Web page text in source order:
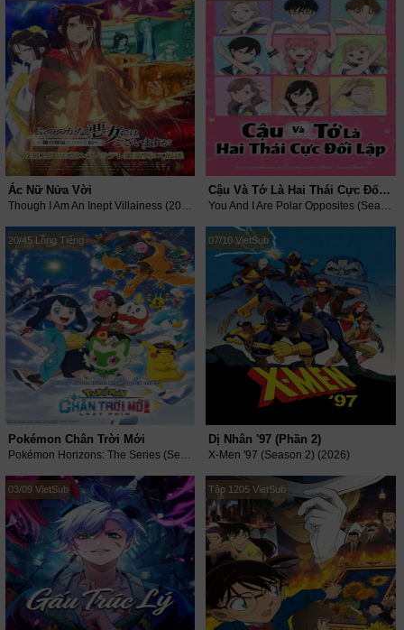
Ác Nữ Nửa Vời
Though I Am An Inept Villainess (2026)
Cậu Và Tớ Là Hai Thái Cực Đối Lập (Phần 2)
You And I Are Polar Opposites (Season 2) (2026)
20/45 Lồng Tiếng
Pokémon Chân Trời Mới
Pokémon Horizons: The Series (Season 26) (2026)
07/10 VietSub
Dị Nhân '97 (Phần 2)
X-Men '97 (Season 2) (2026)
03/09 VietSub Tập 1205 VietSub